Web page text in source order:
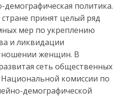
демографическая политика.
принят целый ряд
мер по укреплению
и ликвидации
женщин. В
сеть общественных
комиссии по
демографической